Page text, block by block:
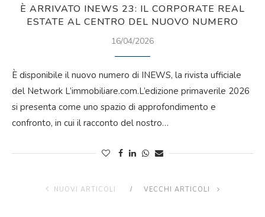
È ARRIVATO INEWS 23: IL CORPORATE REAL
ESTATE AL CENTRO DEL NUOVO NUMERO
16/04/2026
È disponibile il nuovo numero di INEWS, la rivista ufficiale
del Network L’immobiliare.com.L’edizione primaverile 2026
si presenta come uno spazio di approfondimento e
confronto, in cui il racconto del nostro…
NUOVI ARTICOLI VECCHI ARTICOLI